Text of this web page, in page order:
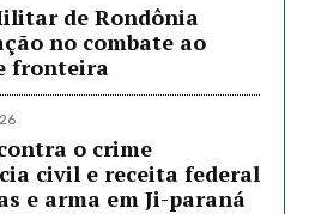
de Rondônia
no combate ao
fronteira
o crime
civil e receita federal
e arma em Ji-paraná